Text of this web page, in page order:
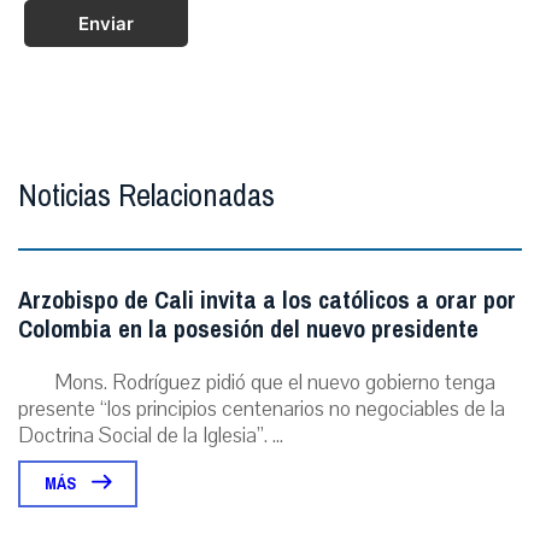
Enviar
Noticias Relacionadas
Arzobispo de Cali invita a los católicos a orar por
Colombia en la posesión del nuevo presidente
Mons. Rodríguez pidió que el nuevo gobierno tenga
presente “los principios centenarios no negociables de la
Doctrina Social de la Iglesia”. ...
MÁS